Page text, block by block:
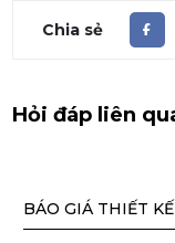
Chia sẻ
Hỏi đáp liên
BÁO GIÁ THIẾT KẾ
Trần Xuân Hóa
vừa đăng kí lịch tư
Chau Kim Đa Vy
vừa đăng kí lịch tư
vừa đăng kí lịch tư